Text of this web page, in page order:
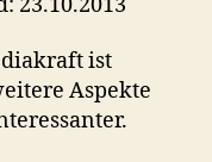
ist
Aspekte